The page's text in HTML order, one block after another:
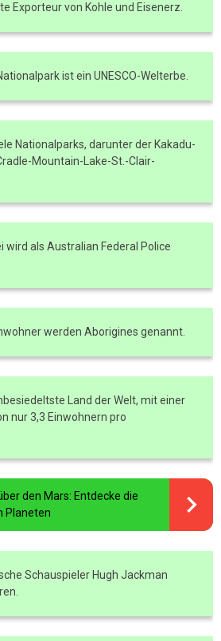
Exporteur von Kohle und Eisenerz.
ist ein UNESCO-Welterbe.
Nationalparks, darunter der Kakadu-
Mountain-Lake-St.-Clair-
wird als Australian Federal Police
werden Aborigines genannt.
Land der Welt, mit einer
nur 3,3 Einwohnern pro
den Mars: Entdecke die
Planeten
Schauspieler Hugh Jackman